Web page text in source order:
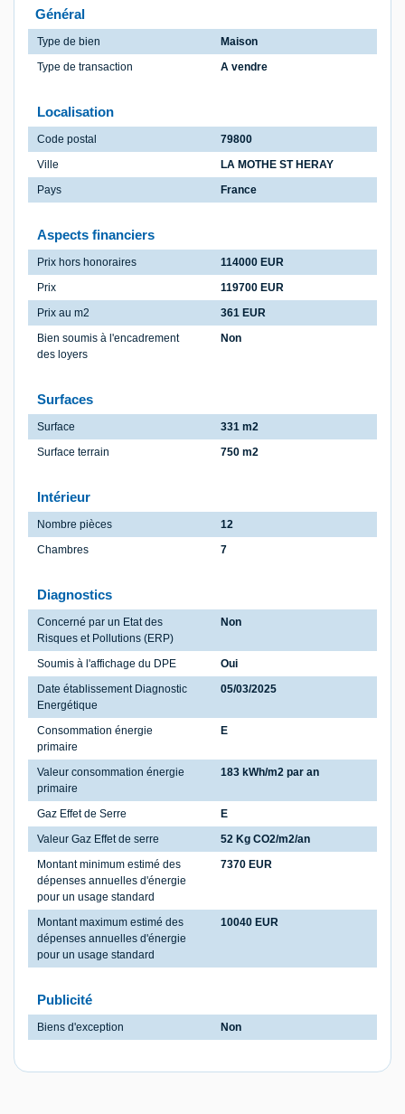
Général
Type de bien
Maison
Type de transaction
A vendre
Localisation
Code postal
79800
Ville
LA MOTHE ST HERAY
Pays
France
Aspects financiers
Prix hors honoraires
114000 EUR
Prix
119700 EUR
Prix au m2
361 EUR
Bien soumis à l'encadrement
des loyers
Non
Surfaces
Surface
331 m2
Surface terrain
750 m2
Intérieur
Nombre pièces
12
Chambres
7
Diagnostics
Concerné par un Etat des
Risques et Pollutions (ERP)
Non
Soumis à l'affichage du DPE
Oui
Date établissement Diagnostic
Energétique
05/03/2025
Consommation énergie
primaire
E
Valeur consommation énergie
primaire
183 kWh/m2 par an
Gaz Effet de Serre
E
Valeur Gaz Effet de serre
52 Kg CO2/m2/an
Montant minimum estimé des
dépenses annuelles d'énergie
pour un usage standard
7370 EUR
Montant maximum estimé des
dépenses annuelles d'énergie
pour un usage standard
10040 EUR
Publicité
Biens d'exception Non